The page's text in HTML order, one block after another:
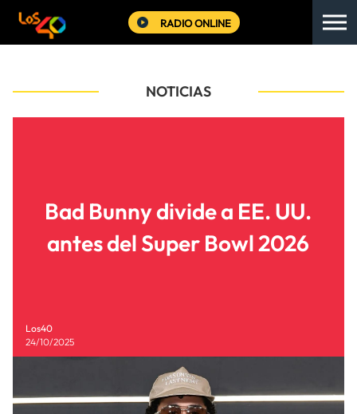
RADIO ONLINE
NOTICIAS
Bad Bunny divide a EE. UU.
antes del Super Bowl 2026
Los40
24/10/2025